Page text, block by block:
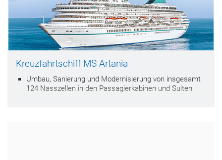
Kreuzfahrtschiff MS Artania
Umbau, Sanierung und Modernisierung von insgesamt
124 Nasszellen in den Passagierkabinen und Suiten